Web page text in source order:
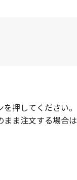
押してください。
ま注文する場合